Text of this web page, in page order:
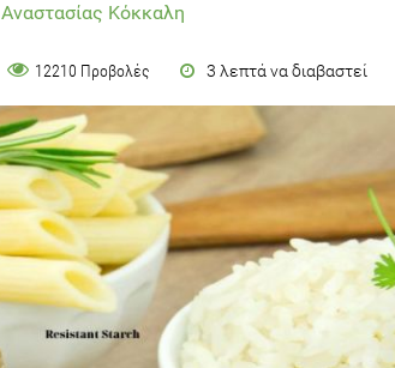
Αναστασίας Κόκκαλη
12210 Προβολές 3 λεπτά να διαβαστεί